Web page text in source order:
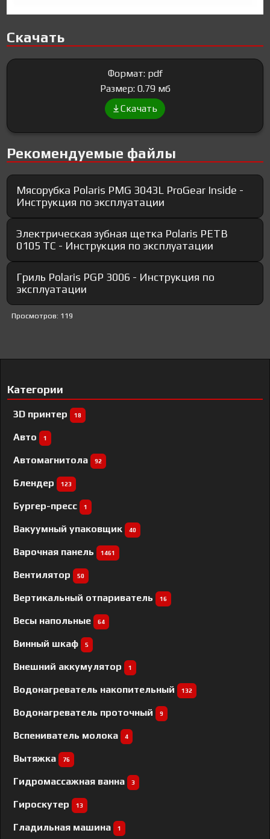
Скачать
Формат: pdf
Размер: 0.79 мб
Скачать
Рекомендуемые файлы
Мясорубка Polaris PMG 3043L ProGear Inside -
Инструкция по эксплуатации
Электрическая зубная щетка Polaris PETB
0105 TC - Инструкция по эксплуатации
Гриль Polaris PGP 3006 - Инструкция по
эксплуатации
Просмотров: 119
Категории
3D принтер 18
Авто 1
Автомагнитола 92
Блендер 123
Бургер-пресс 1
Вакуумный упаковщик 40
Варочная панель 1461
Вентилятор 50
Вертикальный отпариватель 16
Весы напольные 64
Винный шкаф 5
Внешний аккумулятор 1
Водонагреватель накопительный 132
Водонагреватель проточный 9
Вспениватель молока 4
Вытяжка 76
Гидромассажная ванна 3
Гироскутер 13
Гладильная машина 1